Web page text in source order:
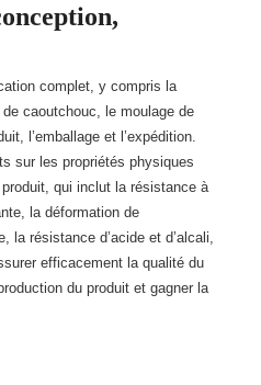
complet, y compris la
caoutchouc, le moulage de
l’emballage et l’expédition.
sur les propriétés physiques
qui inclut la résistance à
la déformation de
la résistance d’acide et d’alcali,
efficacement la qualité du
du produit et gagner la